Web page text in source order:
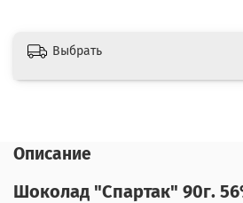
Выбрать
Описание
Шоколад "Спартак" 90г.